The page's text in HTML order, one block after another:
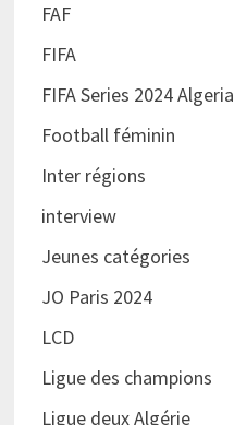
FAF
FIFA
FIFA Series 2024 Algeria
Football féminin
Inter régions
interview
Jeunes catégories
JO Paris 2024
LCD
Ligue des champions
Ligue deux Algérie